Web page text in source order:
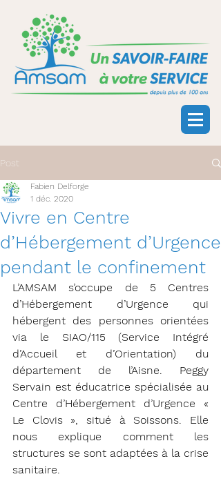
Post
Vivre en Centre
d’Hébergement d’Urgence
pendant le confinement
Fabien Delforge
1 déc. 2020
L’AMSAM s’occupe de 5 Centres
d’Hébergement d’Urgence qui
hébergent des personnes orientées
via le SIAO/115 (Service Intégré
d’Accueil et d’Orientation) du
département de l’Aisne. Peggy
Servain est éducatrice spécialisée au
Centre d’Hébergement d’Urgence «
Le Clovis », situé à Soissons. Elle
nous explique comment les
structures se sont adaptées à la crise
sanitaire.